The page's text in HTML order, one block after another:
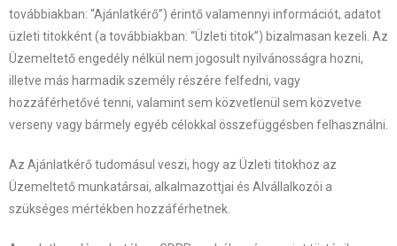
továbbiakban: “Ajánlatkérő”) érintő valamennyi információt, adatot
üzleti titokként (a továbbiakban: “Üzleti titok”) bizalmasan kezeli. Az
Üzemeltető engedély nélkül nem jogosult nyilvánosságra hozni,
illetve más harmadik személy részére felfedni, vagy
hozzáférhetővé tenni, valamint sem közvetlenül sem közvetve
verseny vagy bármely egyéb célokkal összefüggésben felhasználni.
Az Ajánlatkérő tudomásul veszi, hogy az Üzleti titokhoz az
Üzemeltető munkatársai, alkalmazottjai és Alvállalkozói a
szükséges mértékben hozzáférhetnek.